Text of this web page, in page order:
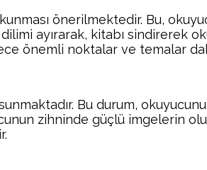
önerilmektedir. Bu,
ayırarak, kitabı sindirerek
önemli noktalar ve temalar
Bu durum,
zihninde güçlü imgelerin